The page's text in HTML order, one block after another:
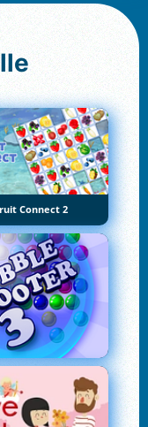
Connect 2